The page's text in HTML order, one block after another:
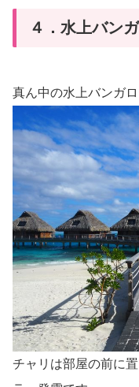
４．水上バン
真ん中の水上バンガロ
チャリは部屋の前に